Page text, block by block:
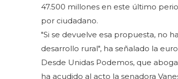
47.500 millones en este último
por ciudadano.
"Si se devuelve esa propuesta, no
desarrollo rural", ha señalado la
Desde Unidas Podemos, que
ha acudido al acto la senadora